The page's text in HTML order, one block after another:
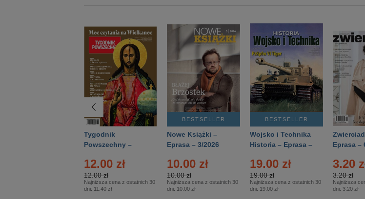
Tygodnik
Powszechny –
12.00 zł
12.00 zł
Najniższa cena z ostatnich 30
dni: 11.40 zł
BESTSELLER
Nowe Książki –
Eprasa – 3/2026
10.00 zł
10.00 zł
Najniższa cena z ostatnich 30
dni: 10.00 zł
BESTSELLER
Wojsko i Technika
Historia – Eprasa –
19.00 zł
19.00 zł
Najniższa cena z ostatnich 30
dni: 19.00 zł
Eprasa –
3.20
3.20 zł
Najniższa
dni: 3.20 zł